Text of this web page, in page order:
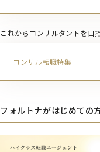
これからコンサルタントを目
コンサル転職特集
フォルトナがはじめての